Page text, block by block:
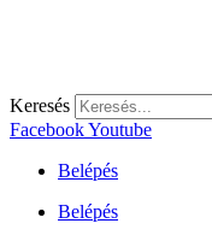
Keresés
FacebookYoutube
Belépés
Belépés